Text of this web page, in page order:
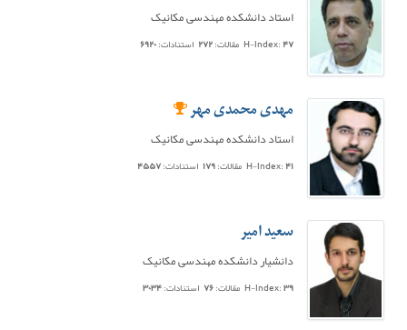
استاد دانشکده مهندسی مکانیک
H-Index: ۴۷ مقالات:۲۷۲ استنادات:۶۹۲۰
مهدی محمدی مهر
استاد دانشکده مهندسی مکانیک
H-Index: ۴۱ مقالات:۱۷۹ استنادات:۴۵۵۷
سعید امیر
دانشیار دانشکده مهندسی مکانیک
H-Index:۳۹ مقالات:۷۶ استنادات:۳۰۳۴